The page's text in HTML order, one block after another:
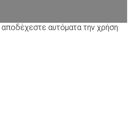
αποδέχεστε αυτόματα την χρήση